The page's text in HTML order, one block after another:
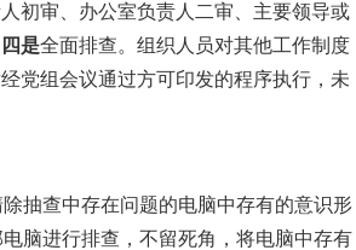
初审、办公室负责人二审、主要领导或
四是全面排查。组织人员对其他工作制度
党组会议通过方可印发的程序执行，未
抽查中存在问题的电脑中存有的意识形
脑进行排查，不留死角，将电脑中存有